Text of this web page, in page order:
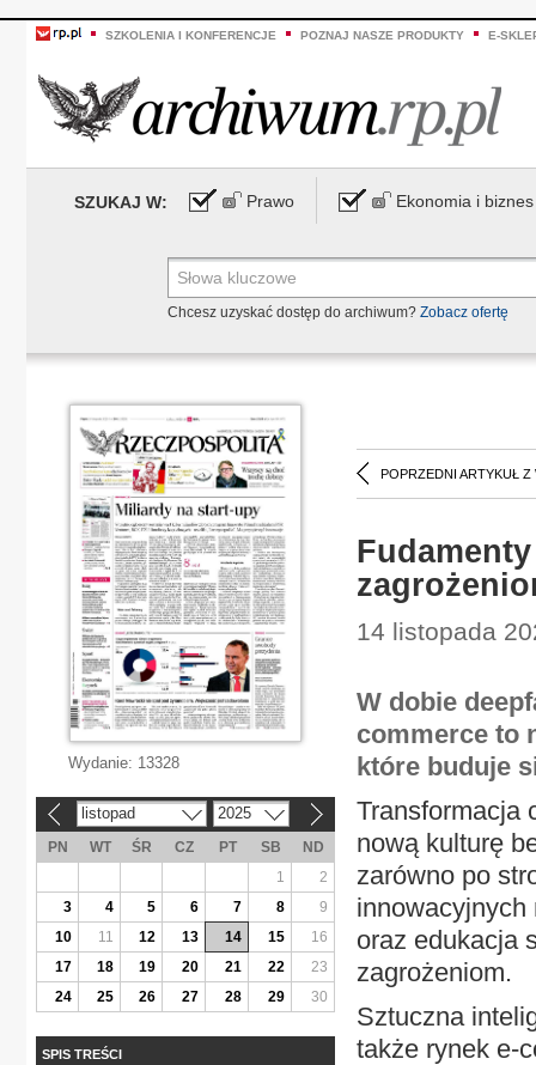
SZKOLENIA I KONFERENCJE POZNAJ NASZE PRODUKTY E-
SZUKAJ W: Prawo Ekonomia i biznes
Chcesz uzyskać dostęp do archiwum? Zobacz ofertę
POPRZEDNI ARTYKUŁ Z
14 listopada
W dobie
commerce to
które buduje
Transformacja
nową kulturę
zarówno po
innowacyjnych
oraz edukacja
zagrożeniom.
Sztuczna
także rynek e-
Wydanie: 13328
listopad 2025
PN WT ŚR CZ PT SB
ND
1
2
3
4 5 6 7 8
9
10
11 12 13 14 15
16
17
18 19 20 21 22
23
24
25 26 27 28 29 30
SPIS TREŚCI